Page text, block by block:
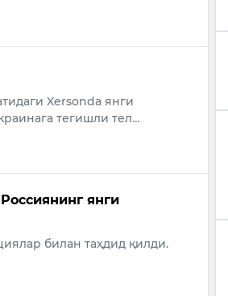
Xersonda янги
тегишли тел…
янги
билан таҳдид қилди.